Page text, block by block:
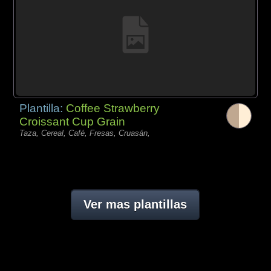
Plantilla: Coffee Strawberry
Croissant Cup Grain
Taza, Cereal, Café, Fresas, Cruasán,
Ver mas plantillas